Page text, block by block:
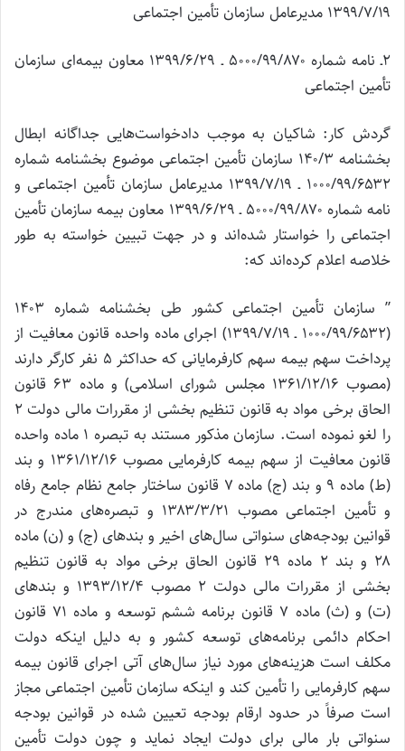
۱۳۹۹/۷/۱۹ مدیرعامل سازمان تأمین اجتماعی
۲ـ نامه شماره ۵۰۰۰/۹۹/۸۷۰ ـ ۱۳۹۹/۶/۲۹ معاون بیمه‌ای سازمان
تأمین اجتماعی
گردش کار: شاکیان به موجب دادخواست‌هایی جداگانه ابطال
بخشنامه ۱۴۰/۳ سازمان تأمین اجتماعی موضوع بخشنامه شماره
۱۰۰۰/۹۹/۶۵۳۲ ـ ۱۳۹۹/۷/۱۹ مدیرعامل سازمان تأمین اجتماعی و
نامه شماره ۵۰۰۰/۹۹/۸۷۰ ـ ۱۳۹۹/۶/۲۹ معاون بیمه سازمان تأمین
اجتماعی را خواستار شده‌اند و در جهت تبیین خواسته به طور
خلاصه اعلام کرده‌‌اند که:
” سازمان تأمین اجتماعی کشور طی بخشنامه شماره ۱۴۰۳
(۱۰۰۰/۹۹/۶۵۳۲ ـ ۱۳۹۹/۷/۱۹) اجرای ماده واحده قانون معافیت از
پرداخت سهم بیمه سهم کارفرمایانی که حداکثر ۵ نفر کارگر دارند
(مصوب ۱۳۶۱/۱۲/۱۶ مجلس شورای اسلامی) و ماده ۶۳ قانون
الحاق برخی مواد به قانون تنظیم بخشی از مقررات مالی دولت ۲
را لغو نموده است. سازمان مذکور مستند به تبصره ۱ ماده واحده
قانون معافیت از سهم بیمه کارفرمایی مصوب ۱۳۶۱/۱۲/۱۶ و بند
(ط) ماده ۹ و بند (ج) ماده ۷ قانون ساختار جامع نظام جامع رفاه
و تأمین اجتماعی مصوب ۱۳۸۳/۳/۲۱ و تبصره‌های مندرج در
قوانین بودجه‌های سنواتی سال‌های اخیر و بندهای (ج) و (ن) ماده
۲۸ و بند ۲ ماده ۲۹ قانون الحاق برخی مواد به قانون تنظیم
بخشی از مقررات مالی دولت ۲ مصوب ۱۳۹۳/۱۲/۴ و بندهای
(ت) و (ث) ماده ۷ قانون برنامه ششم توسعه و ماده ۷۱ قانون
احکام دائمی برنامه‌های توسعه کشور و به دلیل اینکه دولت
مکلف است هزینه‌های مورد نیاز سال‌های آتی اجرای قانون بیمه
سهم کارفرمایی را تأمین کند و اینکه سازمان تأمین اجتماعی مجاز
است صرفاً در حدود ارقام بودجه تعیین شده در قوانین بودجه
سنواتی بار مالی برای دولت ایجاد نماید و چون دولت تأمین